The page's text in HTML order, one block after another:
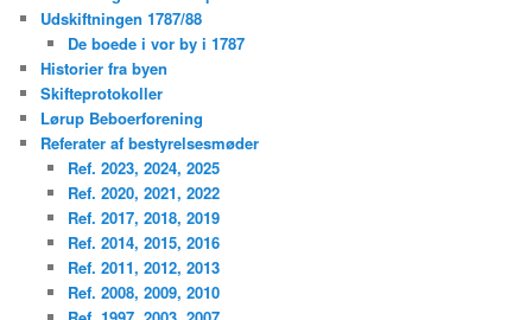
Udskiftningen 1787/88
De boede i vor by i 1787
Historier fra byen
Skifteprotokoller
Lørup Beboerforening
Referater af bestyrelsesmøder
Ref. 2023, 2024, 2025
Ref. 2020, 2021, 2022
Ref. 2017, 2018, 2019
Ref. 2014, 2015, 2016
Ref. 2011, 2012, 2013
Ref. 2008, 2009, 2010